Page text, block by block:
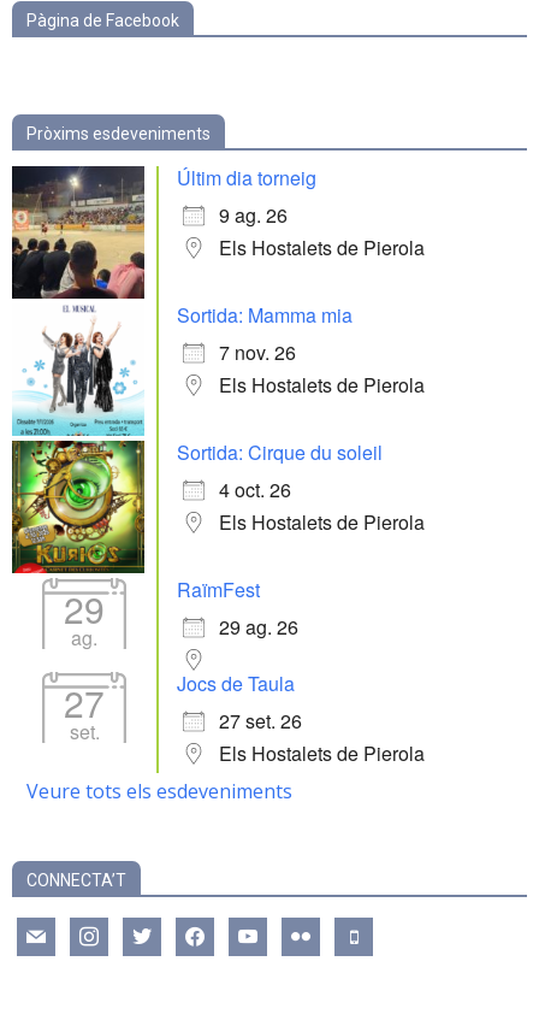
Pàgina de Facebook
Pròxims esdeveniments
Últim dia torneig
9 ag. 26
Els Hostalets de Pierola
Sortida: Mamma mia
7 nov. 26
Els Hostalets de Pierola
Sortida: Cirque du soleil
4 oct. 26
Els Hostalets de Pierola
29
ag.
RaïmFest
29 ag. 26
27
set.
Jocs de Taula
27 set. 26
Els Hostalets de Pierola
Veure tots els esdeveniments
CONNECTA’T
mail instagramtwitter facebookyoutube flickr mobile